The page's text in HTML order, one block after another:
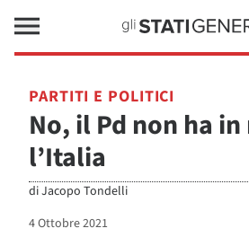
PARTITI E POLITICI
No, il Pd non ha
l’Italia
diJacopo Tondelli
4 Ottobre 2021